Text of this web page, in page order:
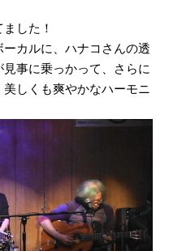
した！
カルに、ハナコさんの透
事に乗っかって、さらに
しくも爽やかなハーモニ